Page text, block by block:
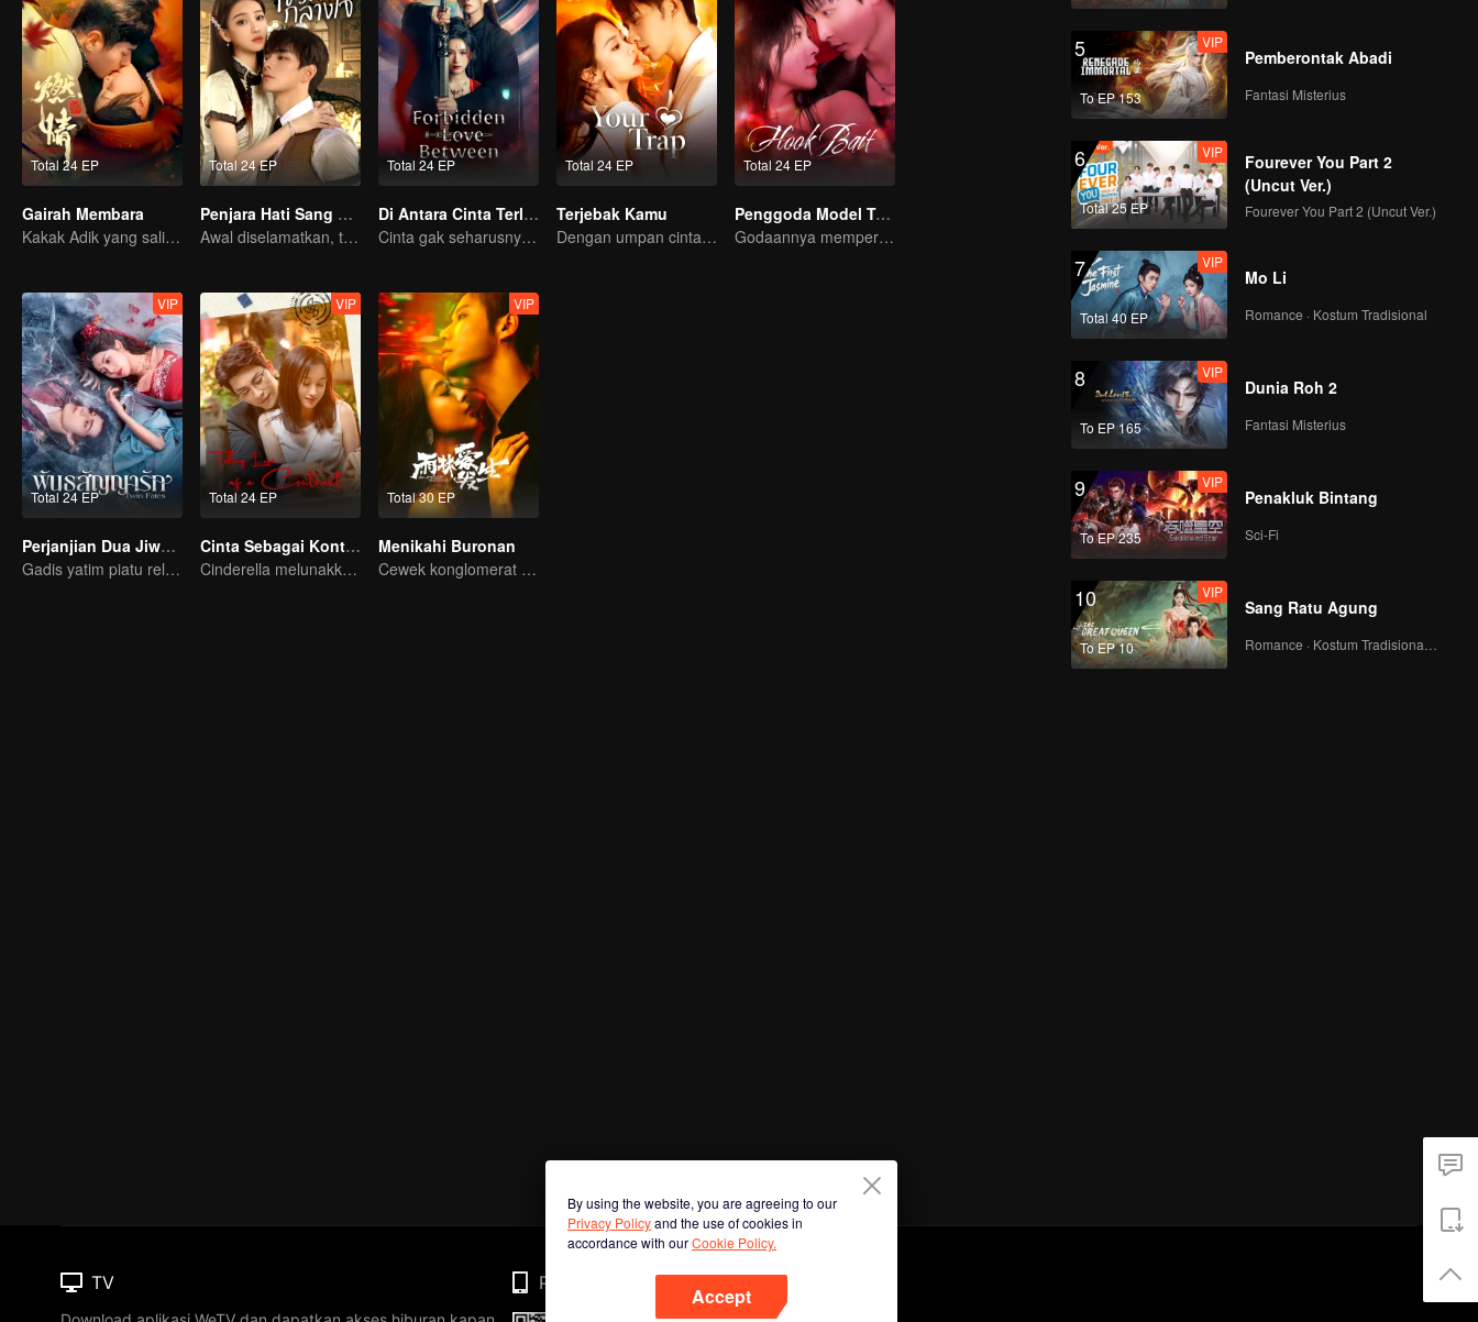
Total 24 EP
Gairah Membara
Kakak Adik yang saling jatuh cinta? Bisakah mereka bersatu?
Total 24 EP
Penjara Hati Sang Jenderal (Thai Ver.)
Awal diselamatkan, tetapi hanya untuk di kurung?
Total 24 EP
Di Antara Cinta Terlarang
Cinta gak seharusnya ada antara mereka
Total 24 EP
Terjebak Kamu
Dengan umpan cinta, memancingmu jatuh ke jebakan
Total 24 EP
Penggoda Model Tampan
Godaannya memperkeruh hubungan adik kakak demi mendapatkan cintanya!
Total 24 EP
VIP
Perjanjian Dua Jiwa (Thai. Ver.)
Gadis yatim piatu rela menyerahkan dirinya untuk mengikat diri dengan Siluman Buas?
Total 24 EP
VIP
Cinta Sebagai Kontrak
Cinderella melunakkan hati Pak CEO
Total 30 EP
VIP
Menikahi Buronan
Cewek konglomerat yang diburu cowok ganteng sampai ke pelaminan!
5
To EP 153
VIP
Pemberontak Abadi
Fantasi Misterius
6
Total 25 EP
VIP
Fourever You Part 2
(Uncut Ver.)
Fourever You Part 2 (Uncut Ver.)
7
Total 40 EP
VIP
Mo Li
Romance · Kostum Tradisional
8
To EP 165
VIP
Dunia Roh 2
Fantasi Misterius
9
To EP 235
VIP
Penakluk Bintang
Sci-Fi
10
To EP 10
VIP
Sang Ratu Agung
By using the website, you are agreeing to our
Privacy Policyand the use of cookies in
accordance with ourCookie Policy.
Accept
TV Phone